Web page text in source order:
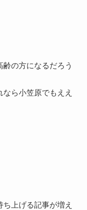
の方になるだろう
ら小笠原でもええ
上げる記事が増え